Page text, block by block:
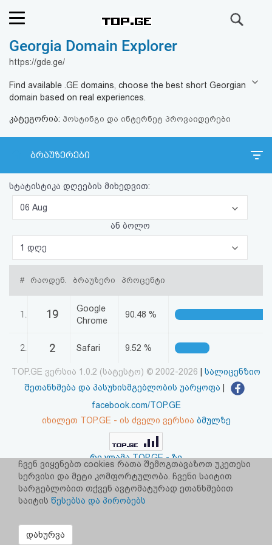
რეიტინგი
კითხვა-
პასუხი
ავტორიზაცია
პაროლის
აღდგენა
HTML
სალიცენზიო
შეთანხმება
პასუხისმგებლობის
უარყოფა
Georgia Domain Explorer
https://gde.ge/
Find available .GE domains, choose the best short Georgian
domain based on real experiences.
კატეგორია: ჰოსტინგი და ინტერნეტ პროვაიდერები
ბრაუზერები
სტატისტიკა დღეების მიხედვით:
06 Aug
ან ბოლო
1 დღე
# რაოდენ. ბრაუზერი პროცენტი
1. 19
Google
Chrome
90.48 %
2. 2 Safari 9.52 %
TOP.GE ვერსია 1.0.2 (სატესტო) © 2002-2026
სალიცენზიო
შეთანხმება და პასუხისმგებლობის უარყოფა
facebook.com/TOP.GE
იხილეთ TOP.GE - ის ძველი ვერსია ბმულზე
რეკლამა TOP.GE - ზე
TOP.GE-ს სერვერების განთავსებას და ინტერნეტთან კავშირს
უზრუნველყოფს:CLOUD9
ჩვენ ვიყენებთ cookies რათა შემოგთავაზოთ უკეთესი
სერვისი და მეტი კომფორტულობა. ჩვენი საიტით
სარგებლობით თქვენ ავტომატურად ეთანხმებით
საიტის წესებსა და პირობებს
დახურვა